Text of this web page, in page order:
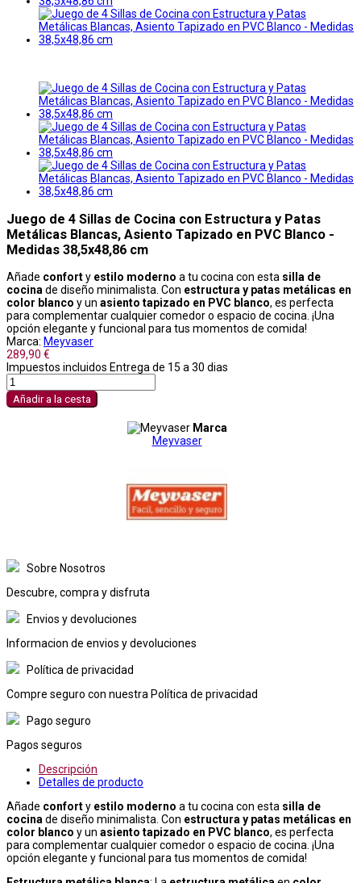
Juego de 4 Sillas de Cocina con Estructura y Patas
Metálicas Blancas, Asiento Tapizado en PVC Blanco -
Medidas 38,5x48,86 cm
Añade conforty estilo moderno a tu cocina con esta silla de
cocina de diseño minimalista. Con estructura y patas metálicas en
color blanco y un asiento tapizado en PVC blanco, es perfecta
para complementar cualquier comedor o espacio de cocina. ¡Una
opción elegante y funcional para tus momentos de comida!
Marca: Meyvaser
289,90 €
Impuestos incluidos Entrega de 15 a 30 dias
Añadir a la cesta
Marca
Meyvaser
Sobre Nosotros
Descubre, compra y disfruta
Envios y devoluciones
Informacion de envios y devoluciones
Política de privacidad
Compre seguro con nuestra Política de privacidad
Pago seguro
Pagos seguros
Descripción
Detalles de producto
Añade conforty estilo moderno a tu cocina con esta silla de
cocina de diseño minimalista. Con estructura y patas metálicas en
color blanco y un asiento tapizado en PVC blanco, es perfecta
para complementar cualquier comedor o espacio de cocina. ¡Una
opción elegante y funcional para tus momentos de comida!